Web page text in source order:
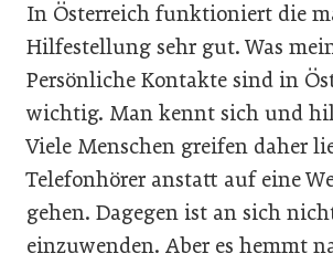
In Österreich funktioniert die
Hilfestellung sehr gut. Was
Persönliche Kontakte sind in
wichtig. Man kennt sich und
Viele Menschen greifen daher
Telefonhörer anstatt auf eine
gehen. Dagegen ist an sich
einzuwenden. Aber es hemmt